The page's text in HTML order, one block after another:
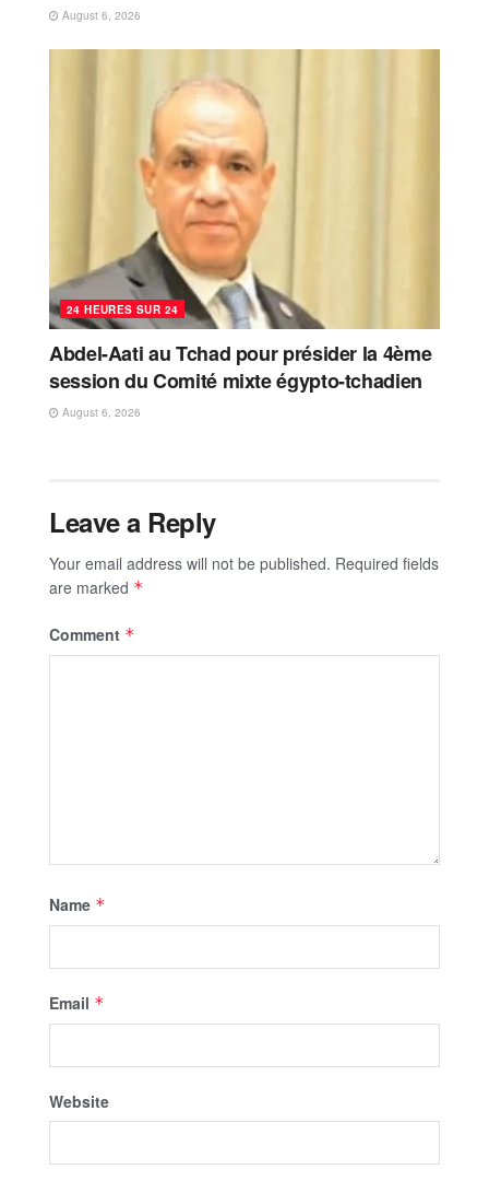
August 6, 2026
24 HEURES SUR 24
Abdel-Aati au Tchad pour présider la 4ème
session du Comité mixte égypto-tchadien
August 6, 2026
Leave a Reply
Your email address will not be published. Required fields
are marked *
Comment *
Name *
Email *
Website